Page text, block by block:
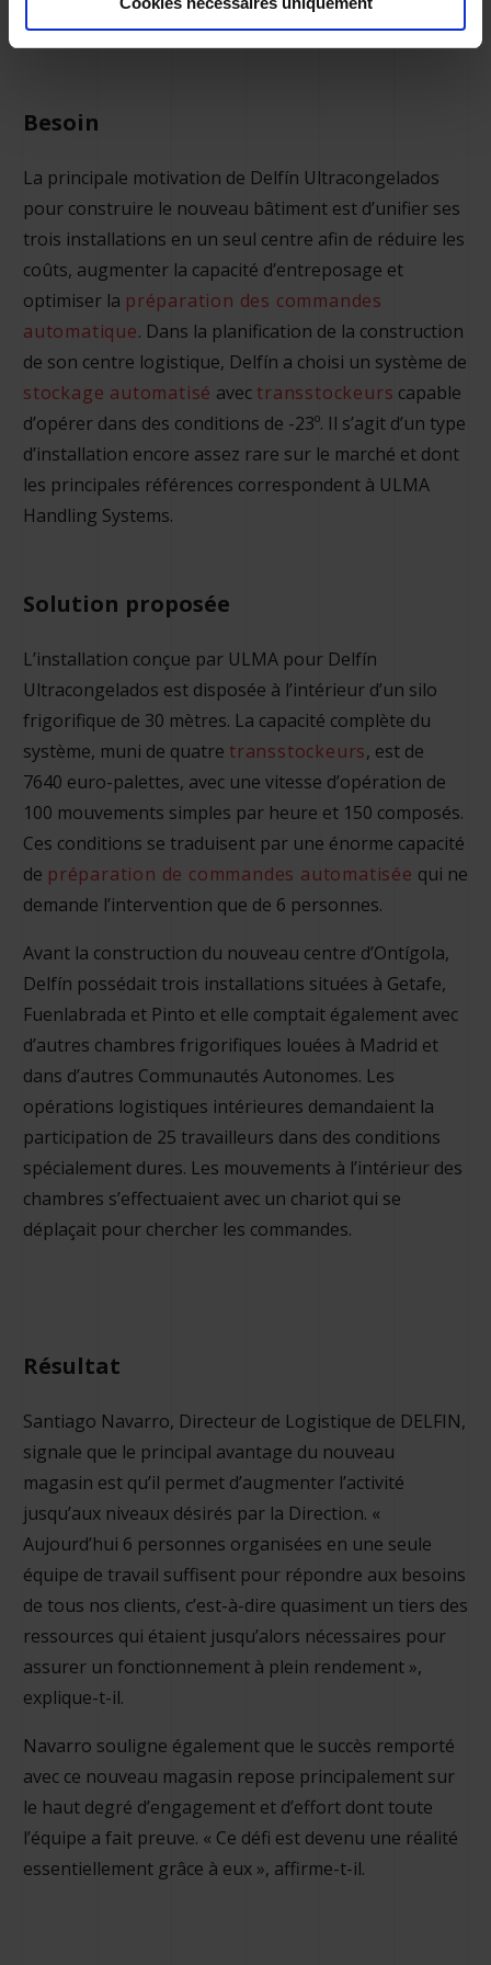
Directeur de Logistique
Besoin
La principale motivation de Delfín Ultracongelados
pour construire le nouveau bâtiment est d’unifier ses
trois installations en un seul centre afin de réduire les
coûts, augmenter la capacité d’entreposage et
optimiser la préparation des commandes
automatique. Dans la planification de la construction
de son centre logistique, Delfín a choisi un système de
stockage automatisé avec transstockeurs capable
d’opérer dans des conditions de -23º. Il s’agit d’un type
d’installation encore assez rare sur le marché et dont
les principales références correspondent à ULMA
Handling Systems.
Solution proposée
L’installation conçue par ULMA pour Delfín
Ultracongelados est disposée à l’intérieur d’un silo
frigorifique de 30 mètres. La capacité complète du
système, muni de quatre transstockeurs, est de
7640 euro-palettes, avec une vitesse d’opération de
100 mouvements simples par heure et 150 composés.
Ces conditions se traduisent par une énorme capacité
de préparation de commandes automatisée qui ne
demande l’intervention que de 6 personnes.
Avant la construction du nouveau centre d’Ontígola,
Delfín possédait trois installations situées à Getafe,
Fuenlabrada et Pinto et elle comptait également avec
d’autres chambres frigorifiques louées à Madrid et
dans d’autres Communautés Autonomes. Les
opérations logistiques intérieures demandaient la
participation de 25 travailleurs dans des conditions
spécialement dures. Les mouvements à l’intérieur des
chambres s’effectuaient avec un chariot qui se
déplaçait pour chercher les commandes.
Résultat
Santiago Navarro, Directeur de Logistique de DELFIN,
signale que le principal avantage du nouveau
magasin est qu’il permet d’augmenter l’activité
jusqu’aux niveaux désirés par la Direction. «
Aujourd’hui 6 personnes organisées en une seule
équipe de travail suffisent pour répondre aux besoins
de tous nos clients, c’est-à-dire quasiment un tiers des
ressources qui étaient jusqu’alors nécessaires pour
assurer un fonctionnement à plein rendement »,
explique-t-il.
Navarro souligne également que le succès remporté
avec ce nouveau magasin repose principalement sur
le haut degré d’engagement et d’effort dont toute
l’équipe a fait preuve. « Ce défi est devenu une réalité
essentiellement grâce à eux », affirme-t-il.